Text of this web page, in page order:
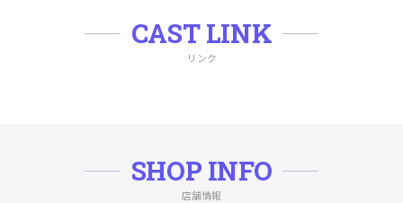
CAST LINK
リンク
SHOP INFO
店舗情報